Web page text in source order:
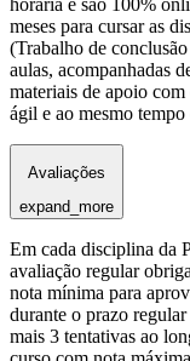
meses para cursar as
(Trabalho de
aulas, acompanhadas
materiais de apoio
ágil e ao mesmo tempo
Avaliações
expand_more
Em cada disciplina da
avaliação regular
nota mínima para
durante o prazo
mais 3 tentativas ao